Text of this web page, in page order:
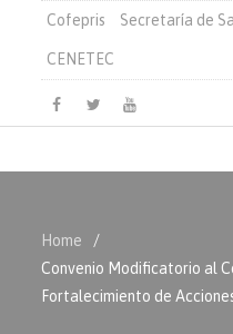
Cofepris Secretaría de
CENETEC
Facebook
TwitterYoutube
Home
Convenio Modificatorio al
Fortalecimiento de